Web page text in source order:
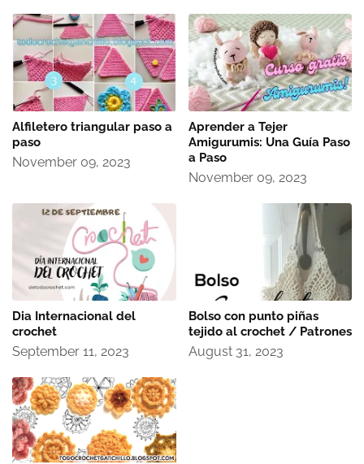
Alfiletero triangular paso a
paso
November 09, 2023
Aprender a Tejer
Amigurumis: Una Guía Paso
a Paso
November 09, 2023
Dia Internacional del
crochet
September 11, 2023
Bolso con punto piñas
tejido al crochet / Patrones
August 31, 2023